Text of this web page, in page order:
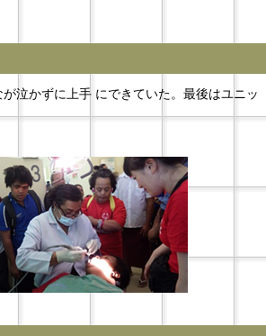
泣かずに上手 にできていた。最後はユニッ